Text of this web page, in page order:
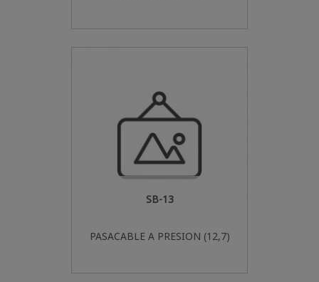
SB-13
PASACABLE A PRESION (12,7)